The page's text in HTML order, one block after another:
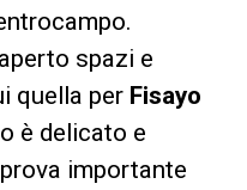
spazi e
quella per Fisayo
è delicato e
importante